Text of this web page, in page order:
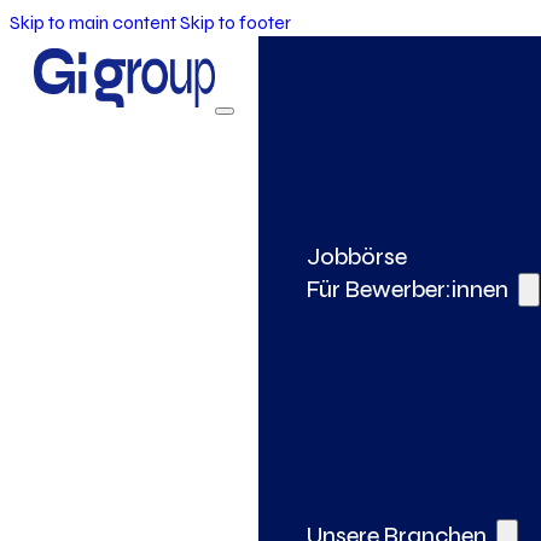
Skip to main contentSkip to footer
Jobbörse
Für Bewerber:innen